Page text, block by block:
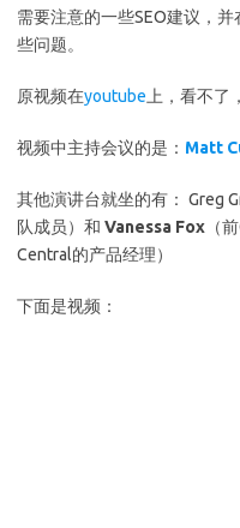
需要注意的一些SEO建议，
些问题。
原视频在youtube 上，看不了
视频中主持会议的是： Matt
其他演讲台就坐的有： Greg
队成员）和 Vanessa Fox （
Central的产品经理）
下面是视频：